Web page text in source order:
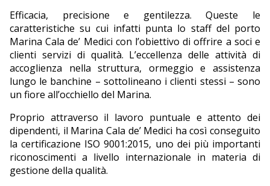
Efficacia, precisione e gentilezza. Queste le
caratteristiche su cui infatti punta lo staff del porto
Marina Cala de’ Medici con l’obiettivo di offrire a soci e
clienti servizi di qualità. L’eccellenza delle attività di
accoglienza nella struttura, ormeggio e assistenza
lungo le banchine – sottolineano i clienti stessi – sono
un fiore all’occhiello del Marina.
Proprio attraverso il lavoro puntuale e attento dei
dipendenti, il Marina Cala de’ Medici ha così conseguito
la certificazione ISO 9001:2015, uno dei più importanti
riconoscimenti a livello internazionale in materia di
gestione della qualità.